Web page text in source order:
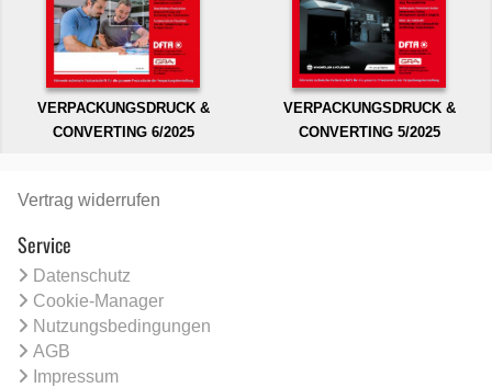
VERPACKUNGSDRUCK &
CONVERTING 6/2025
VERPACKUNGSDRUCK &
CONVERTING 5/2025
Vertrag widerrufen
Service
Datenschutz
Cookie-Manager
Nutzungsbedingungen
AGB
Impressum